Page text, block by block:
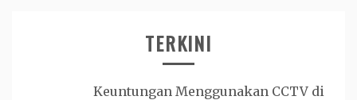
TERKINI
Keuntungan Menggunakan CCTV di